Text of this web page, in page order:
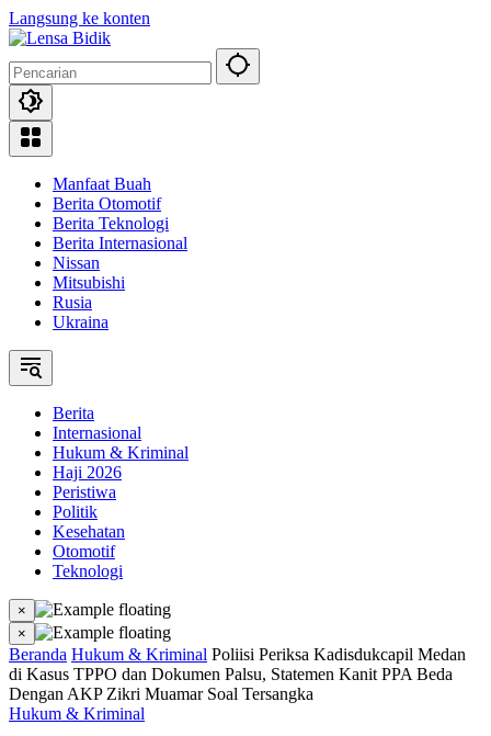
Langsung ke konten
Manfaat Buah
Berita Otomotif
Berita Teknologi
Berita Internasional
Nissan
Mitsubishi
Rusia
Ukraina
Berita
Internasional
Hukum & Kriminal
Haji 2026
Peristiwa
Politik
Kesehatan
Otomotif
Teknologi
×
×
Beranda Hukum & Kriminal Poliisi Periksa Kadisdukcapil Medan
di Kasus TPPO dan Dokumen Palsu, Statemen Kanit PPA Beda
Dengan AKP Zikri Muamar Soal Tersangka
Hukum & Kriminal